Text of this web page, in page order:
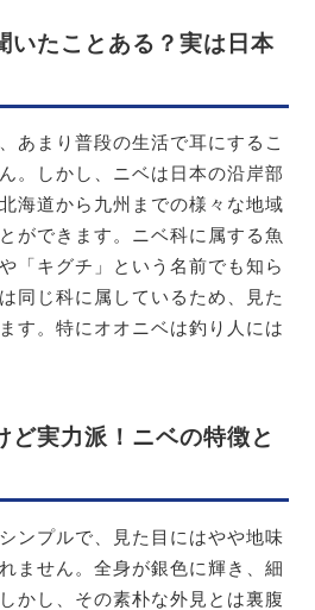
いたことある？実は日本
あまり普段の生活で耳にするこ
。しかし、ニベは日本の沿岸部
海道から九州までの様々な地域
ができます。ニベ科に属する魚
「キグチ」という名前でも知ら
同じ科に属しているため、見た
す。特にオオニベは釣り人には
ど実力派！ニベの特徴と
ンプルで、見た目にはやや地味
ません。全身が銀色に輝き、細
かし、その素朴な外見とは裏腹